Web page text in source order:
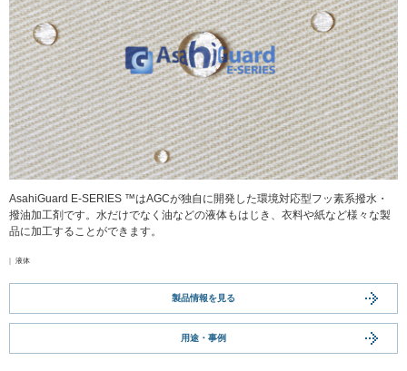
AsahiGuard E-SERIES ™はAGCが独自に開発した環境対応型フッ素系撥水・
撥油加工剤です。水だけでなく油などの液体もはじき、衣料や紙など様々な製
品に加工することができます。
液体
製品情報を見る
用途・事例